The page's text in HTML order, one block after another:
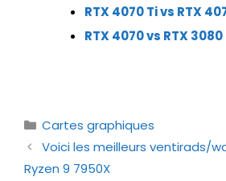
RTX 4070 Ti vs RTX
RTX 4070 vs RTX 3080
Catégories
Cartes graphiques
Voici les meilleurs ventirads/
Ryzen 9 7950X